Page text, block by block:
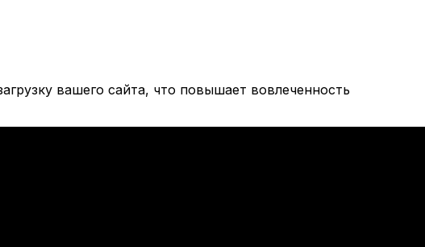
вашего сайта, что повышает вовлеченность